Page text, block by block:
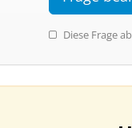
Diese Frage